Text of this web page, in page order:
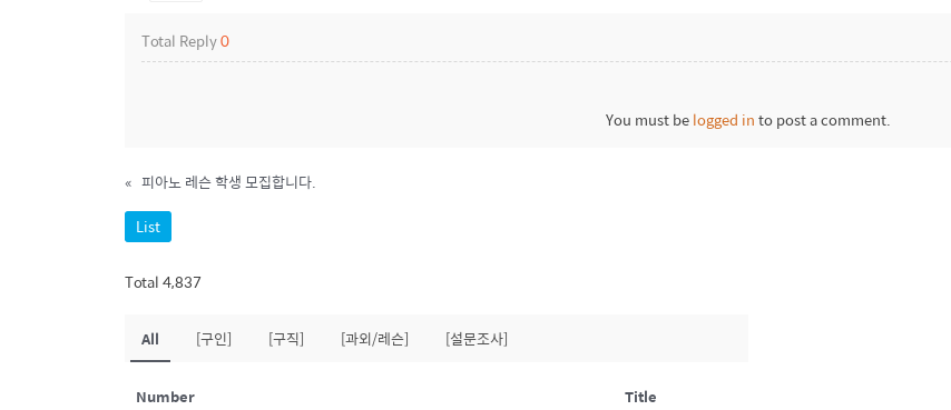
Total Reply0
You must belogged into post a comment.
« 피아노 레슨 학생 모집합니다.
List
Total 4,837
All [구인] [구직] [과외/레슨] [설문조사]
Number Title